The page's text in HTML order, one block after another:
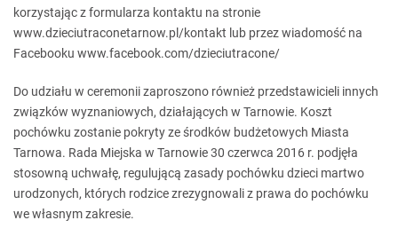
korzystając z formularza kontaktu na stronie
www.dzieciutraconetarnow.pl/kontakt lub przez wiadomość na
Facebooku www.facebook.com/dzieciutracone/
Do udziału w ceremonii zaproszono również przedstawicieli innych
związków wyznaniowych, działających w Tarnowie. Koszt
pochówku zostanie pokryty ze środków budżetowych Miasta
Tarnowa. Rada Miejska w Tarnowie 30 czerwca 2016 r. podjęła
stosowną uchwałę, regulującą zasady pochówku dzieci martwo
urodzonych, których rodzice zrezygnowali z prawa do pochówku
we własnym zakresie.